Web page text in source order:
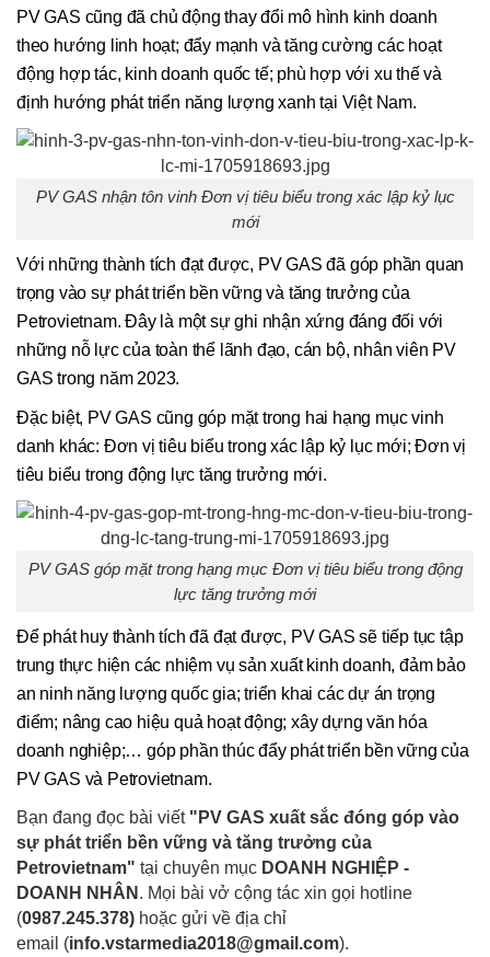
PV GAS cũng đã chủ động thay đổi mô hình kinh doanh
theo hướng linh hoạt; đẩy mạnh và tăng cường các hoạt
động hợp tác, kinh doanh quốc tế; phù hợp với xu thế và
định hướng phát triển năng lượng xanh tại Việt Nam.
PV GAS nhận tôn vinh Đơn vị tiêu biểu trong xác lập kỷ lục
mới
Với những thành tích đạt được, PV GAS đã góp phần quan
trọng vào sự phát triển bền vững và tăng trưởng của
Petrovietnam. Đây là một sự ghi nhận xứng đáng đối với
những nỗ lực của toàn thể lãnh đạo, cán bộ, nhân viên PV
GAS trong năm 2023.
Đặc biệt, PV GAS cũng góp mặt trong hai hạng mục vinh
danh khác: Đơn vị tiêu biểu trong xác lập kỷ lục mới; Đơn vị
tiêu biểu trong động lực tăng trưởng mới.
PV GAS góp mặt trong hạng mục Đơn vị tiêu biểu trong động
lực tăng trưởng mới
Để phát huy thành tích đã đạt được, PV GAS sẽ tiếp tục tập
trung thực hiện các nhiệm vụ sản xuất kinh doanh, đảm bảo
an ninh năng lượng quốc gia; triển khai các dự án trọng
điểm; nâng cao hiệu quả hoạt động; xây dựng văn hóa
doanh nghiệp;… góp phần thúc đẩy phát triển bền vững của
PV GAS và Petrovietnam.
Bạn đang đọc bài viết "PV GAS xuất sắc đóng góp vào
sự phát triển bền vững và tăng trưởng của
Petrovietnam" tại chuyên mục DOANH NGHIỆP -
DOANH NHÂN . Mọi bài vở cộng tác xin gọi hotline
(0987.245.378) hoặc gửi về địa chỉ
email (info.vstarmedia2018@gmail.com).